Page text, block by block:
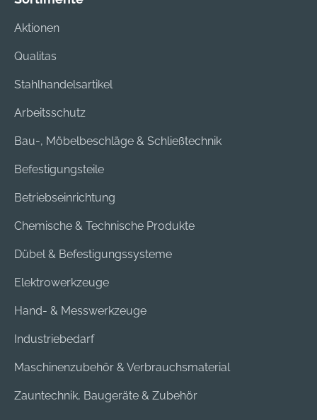
Aktionen
Qualitas
Stahlhandelsartikel
Arbeitsschutz
Bau-, Möbelbeschläge & Schließtechnik
Befestigungsteile
Betriebseinrichtung
Chemische & Technische Produkte
Dübel & Befestigungssysteme
Elektrowerkzeuge
Hand- & Messwerkzeuge
Industriebedarf
Maschinenzubehör & Verbrauchsmaterial
Zauntechnik, Baugeräte & Zubehör